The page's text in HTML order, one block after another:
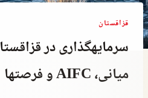
قزاقستان
میانی، AIFC و فرصتها